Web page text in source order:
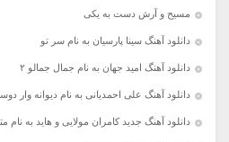
مسیح و آرش دست به یکی
دانلود آهنگ سینا پارسیان به نام سر تو
دانلود آهنگ امید جهان به نام جمال جمالو ۲
دانلود آهنگ علی احمدیانی به نام دیوانه وار
دانلود آهنگ جدید کامران مولایی و هاید به نام